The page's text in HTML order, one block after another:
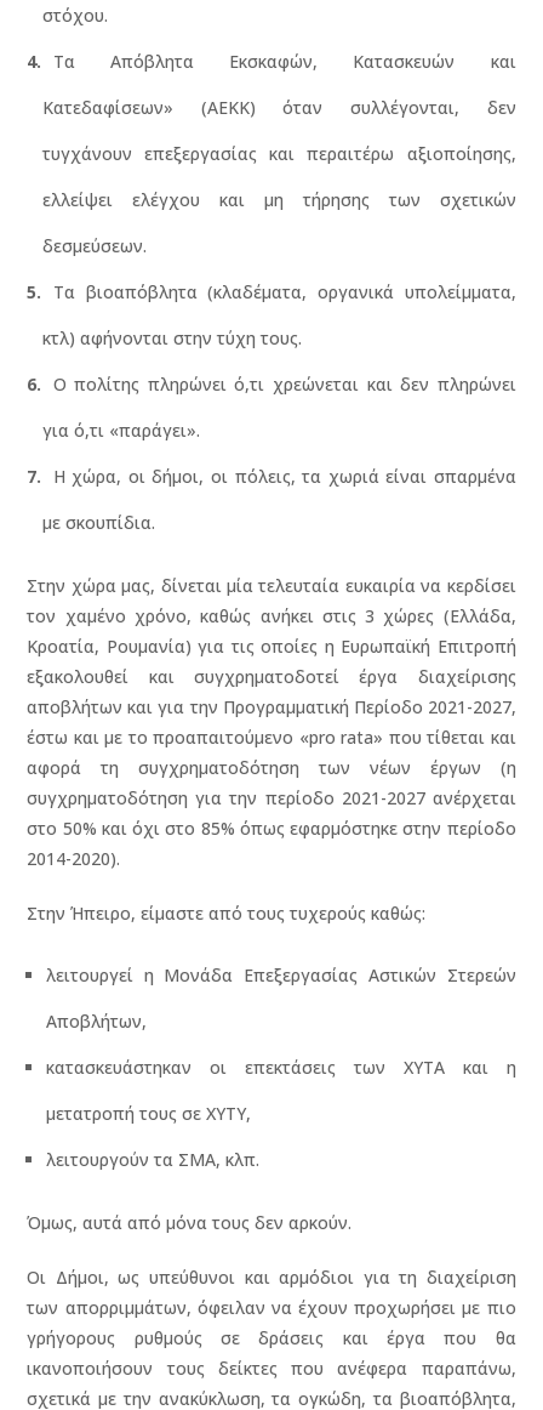
στόχου.
Τα Απόβλητα Εκσκαφών, Κατασκευών και
Κατεδαφίσεων» (ΑΕΚΚ) όταν συλλέγονται, δεν
τυγχάνουν επεξεργασίας και περαιτέρω αξιοποίησης,
ελλείψει ελέγχου και μη τήρησης των σχετικών
δεσμεύσεων.
Τα βιοαπόβλητα (κλαδέματα, οργανικά υπολείμματα,
κτλ) αφήνονται στην τύχη τους.
Ο πολίτης πληρώνει ό,τι χρεώνεται και δεν πληρώνει
για ό,τι «παράγει».
Η χώρα, οι δήμοι, οι πόλεις, τα χωριά είναι σπαρμένα
με σκουπίδια.
Στην χώρα μας, δίνεται μία τελευταία ευκαιρία να κερδίσει
τον χαμένο χρόνο, καθώς ανήκει στις 3 χώρες (Ελλάδα,
Κροατία, Ρουμανία) για τις οποίες η Ευρωπαϊκή Επιτροπή
εξακολουθεί και συγχρηματοδοτεί έργα διαχείρισης
αποβλήτων και για την Προγραμματική Περίοδο 2021-2027,
έστω και με το προαπαιτούμενο «pro rata» που τίθεται και
αφορά τη συγχρηματοδότηση των νέων έργων (η
συγχρηματοδότηση για την περίοδο 2021-2027 ανέρχεται
στο 50% και όχι στο 85% όπως εφαρμόστηκε στην περίοδο
2014-2020).
Στην Ήπειρο, είμαστε από τους τυχερούς καθώς:
λειτουργεί η Μονάδα Επεξεργασίας Αστικών Στερεών
Αποβλήτων,
κατασκευάστηκαν οι επεκτάσεις των ΧΥΤΑ και η
μετατροπή τους σε ΧΥΤΥ,
λειτουργούν τα ΣΜΑ, κλπ.
Όμως, αυτά από μόνα τους δεν αρκούν.
Οι Δήμοι, ως υπεύθυνοι και αρμόδιοι για τη διαχείριση
των απορριμμάτων, όφειλαν να έχουν προχωρήσει με πιο
γρήγορους ρυθμούς σε δράσεις και έργα που θα
ικανοποιήσουν τους δείκτες που ανέφερα παραπάνω,
σχετικά με την ανακύκλωση, τα ογκώδη, τα βιοαπόβλητα,